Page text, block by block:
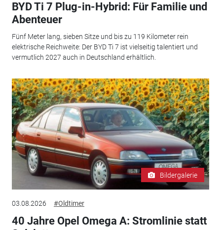
BYD Ti 7 Plug-in-Hybrid: Für Familie und
Abenteuer
Fünf Meter lang, sieben Sitze und bis zu 119 Kilometer rein
elektrische Reichweite: Der BYD Ti 7 ist vielseitig talentiert und
vermutlich 2027 auch in Deutschland erhältlich.
Bildergalerie
03.08.2026 #Oldtimer
40 Jahre Opel Omega A: Stromlinie statt